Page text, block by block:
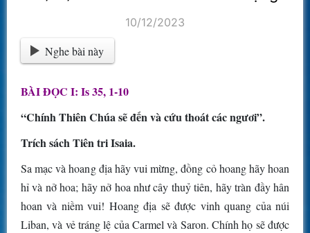
10/12/2023
Nghe bài này
BÀI ĐỌC I: Is 35, 1-10
“Chính Thiên Chúa sẽ đến và cứu thoát các ngươi”.
Trích sách Tiên tri Isaia.
Sa mạc và hoang địa hãy vui mừng, đồng cỏ hoang hãy hoan
hỉ và nở hoa; hãy nở hoa như cây thuỷ tiên, hãy tràn đầy hân
hoan và niềm vui! Hoang địa sẽ được vinh quang của núi
Liban, và vẻ tráng lệ của Carmel và Saron. Chính họ sẽ được